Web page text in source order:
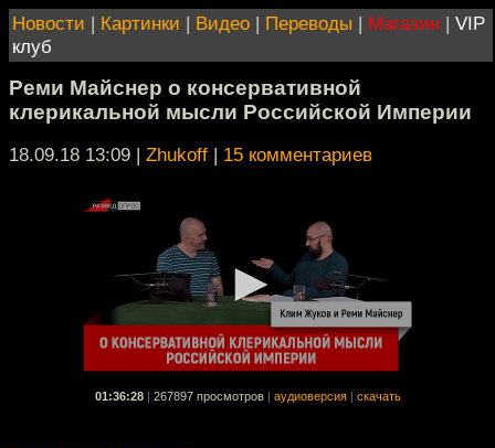
Новости | Картинки | Видео | Переводы | Магазин | VIP
клуб
Реми Майснер о консервативной
клерикальной мысли Российской Империи
18.09.18 13:09 | Zhukoff | 15 комментариев
01:36:28 267897 просмотров аудиоверсия скачать